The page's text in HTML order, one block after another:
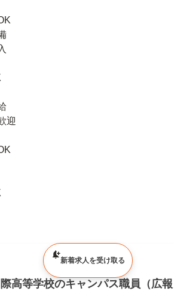
迎
高等学校のキャンパス職員（広
新着求人を受け取る